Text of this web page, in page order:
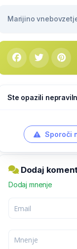
Marijino
Ste opazili
Sporoči
Dodaj
Dodaj mnenje